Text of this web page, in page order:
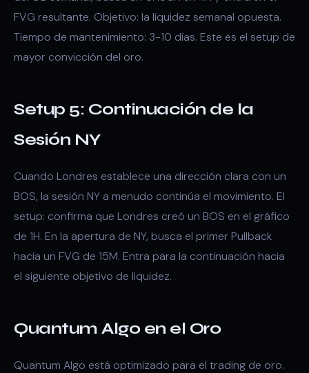
FVG resultante. Objetivo: la liquidez semanal opuesta.
Tiempo de mantenimiento: 3-10 días. Este es el setup de
mayor convicción del oro.
Setup 5: Continuación de la
Sesión NY
Cuando Londres establece una dirección clara con un
BOS, la sesión NY a menudo continúa el movimiento. El
setup: confirma que Londres creó un BOS en el gráfico
de 1H. En la apertura de NY, busca el primer Pullback
hacia un FVG de 15M. Entra para la continuación hacia
el siguiente objetivo de liquidez.
Quantum Algo en el Oro
Quantum Algo está optimizado para el trading de oro.